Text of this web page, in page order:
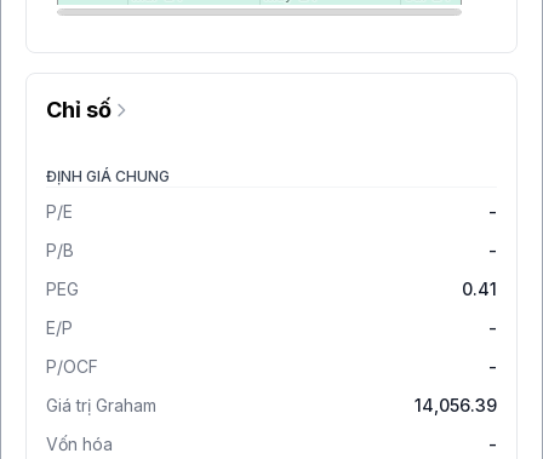
Chỉ số
ĐỊNH GIÁ CHUNG
P/E
-
P/B
-
PEG
0.41
E/P
-
P/OCF
-
Giá trị Graham
14,056.39
Vốn hóa
-